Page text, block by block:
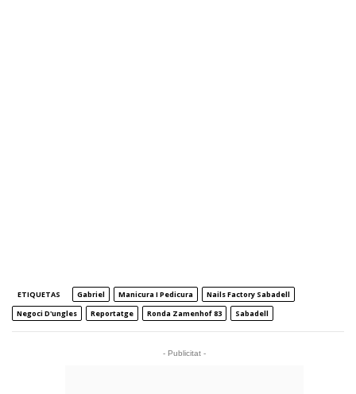
ETIQUETAS Gabriel Manicura I Pedicura
Nails Factory Sabadell
Negoci D'ungles
Reportatge Ronda Zamenhof 83 Sabadell
- Publicitat -